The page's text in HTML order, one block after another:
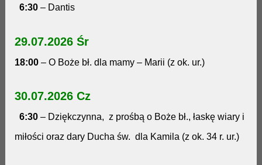
6:30 – Dantis
29.07.2026 Śr
18:00 – O Boże bł. dla mamy – Marii (z ok. ur.)
30.07.2026 Cz
6:30 – Dziękczynna, z prośbą o Boże bł., łaskę wiary i
miłości oraz dary Ducha św. dla Kamila (z ok. 34 r. ur.)